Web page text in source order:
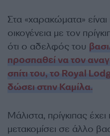
Στα «χαρακώματα» είναι
οικογένεια με τον
ότι ο αδελφός του
προσπαθεί να τον
σπίτι του, το Royal
δώσει στην Καμίλα.
Μάλιστα, πρίγκιπας
μετακομίσει σε άλλο